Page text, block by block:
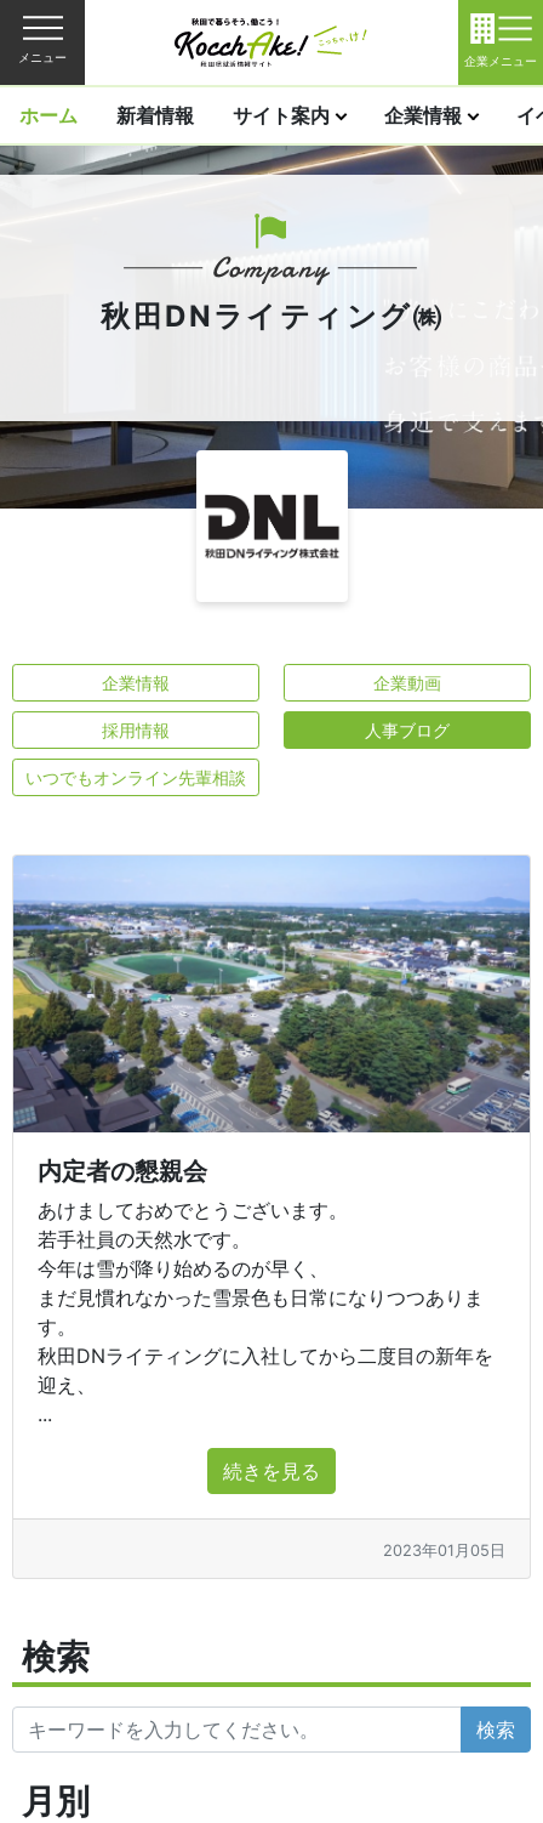
メニュー 企業メニュー
ホーム 新着情報 サイト案内 企業情報 イ
秋田DNライティング㈱
企業情報 企業動画
採用情報 人事ブログ
いつでもオンライン先輩相談
内定者の懇親会
あけましておめでとうございます。
若手社員の天然水です。
今年は雪が降り始めるのが早く、
まだ見慣れなかった雪景色も日常になりつつありま
す。
秋田DNライティングに入社してから二度目の新年を
迎え、
...
続きを見る
2023年01月05日
検索
検索
月別